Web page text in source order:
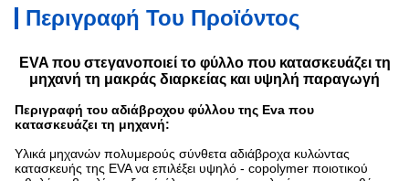
Περιγραφή Του Προϊόντος
EVA που στεγανοποιεί το φύλλο που κατασκευάζει τη
μηχανή τη μακράς διαρκείας και υψηλή παραγωγή
Περιγραφή του αδιάβροχου φύλλου της Eva που
κατασκευάζει τη μηχανή:
Υλικά μηχανών πολυμερούς σύνθετα αδιάβροχα κυλώντας
κατασκευής της EVA να επιλέξει υψηλό - copolymer ποιοτικού